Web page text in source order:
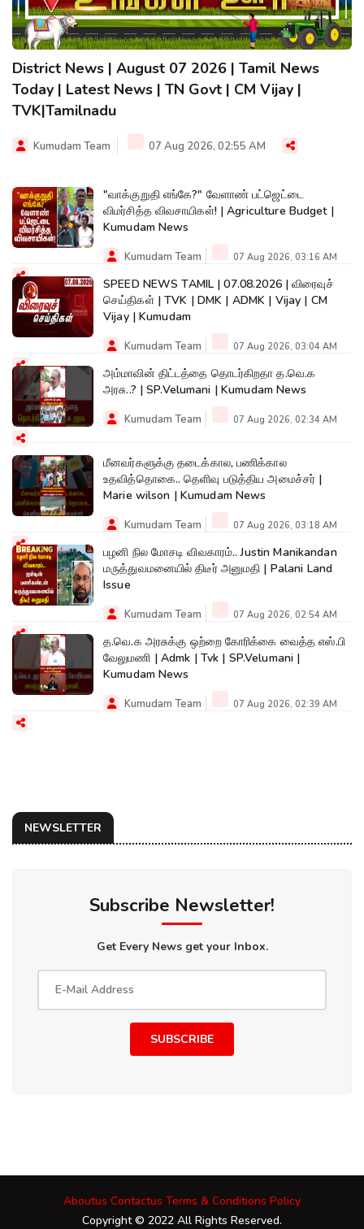
District News | August 07 2026 | Tamil News
Today | Latest News | TN Govt | CM Vijay |
TVK|Tamilnadu
Kumudam Team 07 Aug 2026, 02:55 AM
"வாக்குறுதி எங்கே?" வேளாண் பட்ஜெட்டை
விமர்சித்த விவசாயிகள்! | Agriculture Budget |
Kumudam News
Kumudam Team 07 Aug 2026, 03:16 AM
SPEED NEWS TAMIL | 07.08.2026 | விரைவுச்
செய்திகள் | TVK | DMK | ADMK | Vijay | CM
Vijay | Kumudam
Kumudam Team 07 Aug 2026, 03:04 AM
அம்மாவின் திட்டத்தை தொடர்கிறதா த.வெ.க
அரசு..? | SP.Velumani | Kumudam News
Kumudam Team 07 Aug 2026, 02:34 AM
மீனவர்களுக்கு தடைக்கால, பணிக்கால
உதவித்தொகை.. தெளிவு படுத்திய அமைச்சர் |
Marie wilson | Kumudam News
Kumudam Team 07 Aug 2026, 03:18 AM
பழனி நில மோசடி விவகாரம்.. Justin Manikandan
மருத்துவமனையில் திடீர் அனுமதி | Palani Land
Issue
Kumudam Team 07 Aug 2026, 02:54 AM
த.வெ.க அரசுக்கு ஒற்றை கோரிக்கை வைத்த எஸ்.பி
வேலுமணி | Admk | Tvk | SP.Velumani |
Kumudam News
Kumudam Team 07 Aug 2026, 02:39 AM
NEWSLETTER
Subscribe Newsletter!
Get Every News get your Inbox.
SUBSCRIBE
Aboutus Contactus Terms & Conditions Policy
Copyright © 2022 All Rights Reserved.